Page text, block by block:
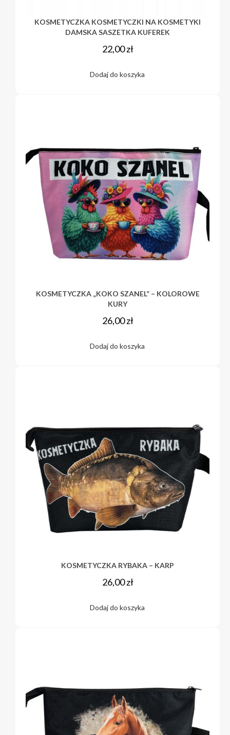
KOSMETYCZKA KOSMETYCZKI NA KOSMETYKI
DAMSKA SASZETKA KUFEREK
22,00zł
Dodaj do koszyka
KOSMETYCZKA „KOKO SZANEL” – KOLOROWE
KURY
26,00zł
Dodaj do koszyka
KOSMETYCZKA RYBAKA – KARP
26,00zł
Dodaj do koszyka